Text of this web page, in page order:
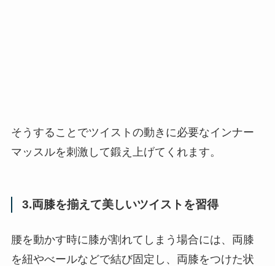
そうすることでツイストの動きに必要なインナー
マッスルを刺激して鍛え上げてくれます。
3.両膝を揃えて美しいツイストを習得
腰を動かす時に膝が割れてしまう場合には、両膝
を紐やべールなどで結び固定し、両膝をつけた状